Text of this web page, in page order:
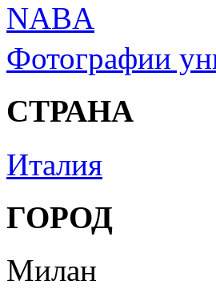
NABA
Фотографии
СТРАНА
Италия
ГОРОД
Милан